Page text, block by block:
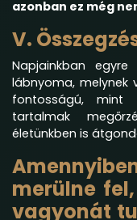
azonban ez még
V.
Napjainkban
lábnyoma, melynek
fontosságú, mint
tartalmak
életünkben is
merülne
vagyonát